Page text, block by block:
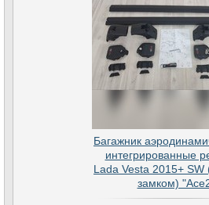
Багажник
интегрированные
Lada Vesta 2015+ SW
замком)